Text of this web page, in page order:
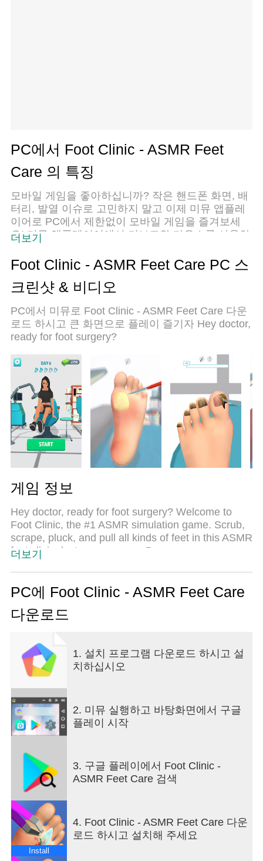
PC에서 Foot Clinic - ASMR Feet
Care 의 특징
모바일 게임을 좋아하십니까? 작은 핸드폰 화면, 배
터리, 발열 이슈로 고민하지 말고 이제 미뮤 앱플레
이어로 PC에서 제한없이 모바일 게임을 즐겨보세
요! 미뮤 앱플레이어에서 키보드와 마우스를 사용하
컴퓨터에서 다운로드 하시고 Foot Clinic - ASMR
Feet Care 설치하세요. 배터리 걱정, 발열 걱정 필요
없이 마음껏 즐길수 있습니다; 미뮤 멀티로 무장하
습니다!
더보기
Foot Clinic - ASMR Feet Care PC 스
크린샷 & 비디오
PC에서 미뮤로 Foot Clinic - ASMR Feet Care 다운
로드 하시고 큰 화면으로 플레이 즐기자 Hey doctor,
ready for foot surgery?
게임 정보
Hey doctor, ready for foot surgery? Welcome to
Foot Clinic, the #1 ASMR simulation game. Scrub,
scrape, pluck, and pull all kinds of feet in this ASMR
foot clinic doctor care game. Do surgery on
next level. Ready for surgery?
"To opt out of CrazyLabs sales of personal
information as a California resident, please visit our
더보기
PC에 Foot Clinic - ASMR Feet Care
다운로드
1. 설치 프로그램 다운로드 하시고 설
치하십시오
2. 미뮤 실행하고 바탕화면에서 구글
플레이 시작
3. 구글 플레이에서 Foot Clinic -
ASMR Feet Care 검색
Install
4. Foot Clinic - ASMR Feet Care 다운
로드 하시고 설치해 주세요